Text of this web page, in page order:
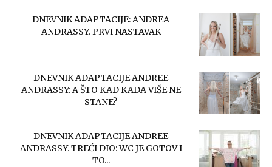
DNEVNIK ADAPTACIJE: ANDREA
ANDRASSY. PRVI NASTAVAK
DNEVNIK ADAPTACIJE ANDREE
ANDRASSY: A ŠTO KAD KADA VIŠE NE
STANE?
DNEVNIK ADAPTACIJE ANDREE
ANDRASSY. TREĆI DIO: WC JE GOTOV I
TO...